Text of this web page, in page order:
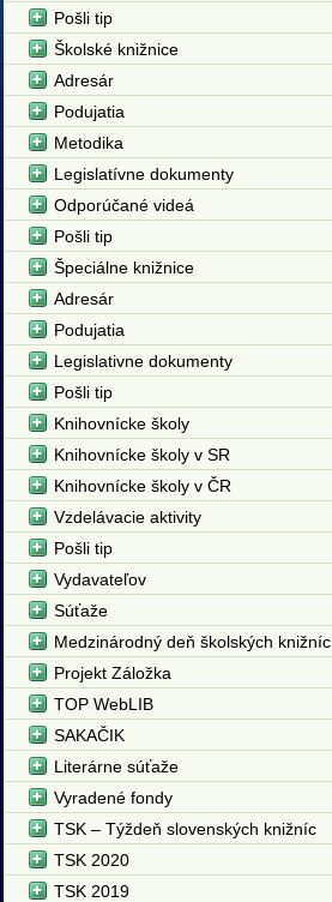
Pošli tip
Školské knižnice
Adresár
Podujatia
Metodika
Legislatívne dokumenty
Odporúčané videá
Pošli tip
Špeciálne knižnice
Adresár
Podujatia
Legislativne dokumenty
Pošli tip
Knihovnícke školy
Knihovnícke školy v SR
Knihovnícke školy v ČR
Vzdelávacie aktivity
Pošli tip
Vydavateľov
Súťaže
Medzinárodný deň školských knižníc
Projekt Záložka
TOP WebLIB
SAKAČIK
Literárne súťaže
Vyradené fondy
TSK – Týždeň slovenských knižníc
TSK 2020
TSK 2019